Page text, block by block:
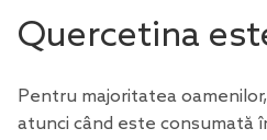
Quercetina
Pentru majoritatea
atunci când este consumată